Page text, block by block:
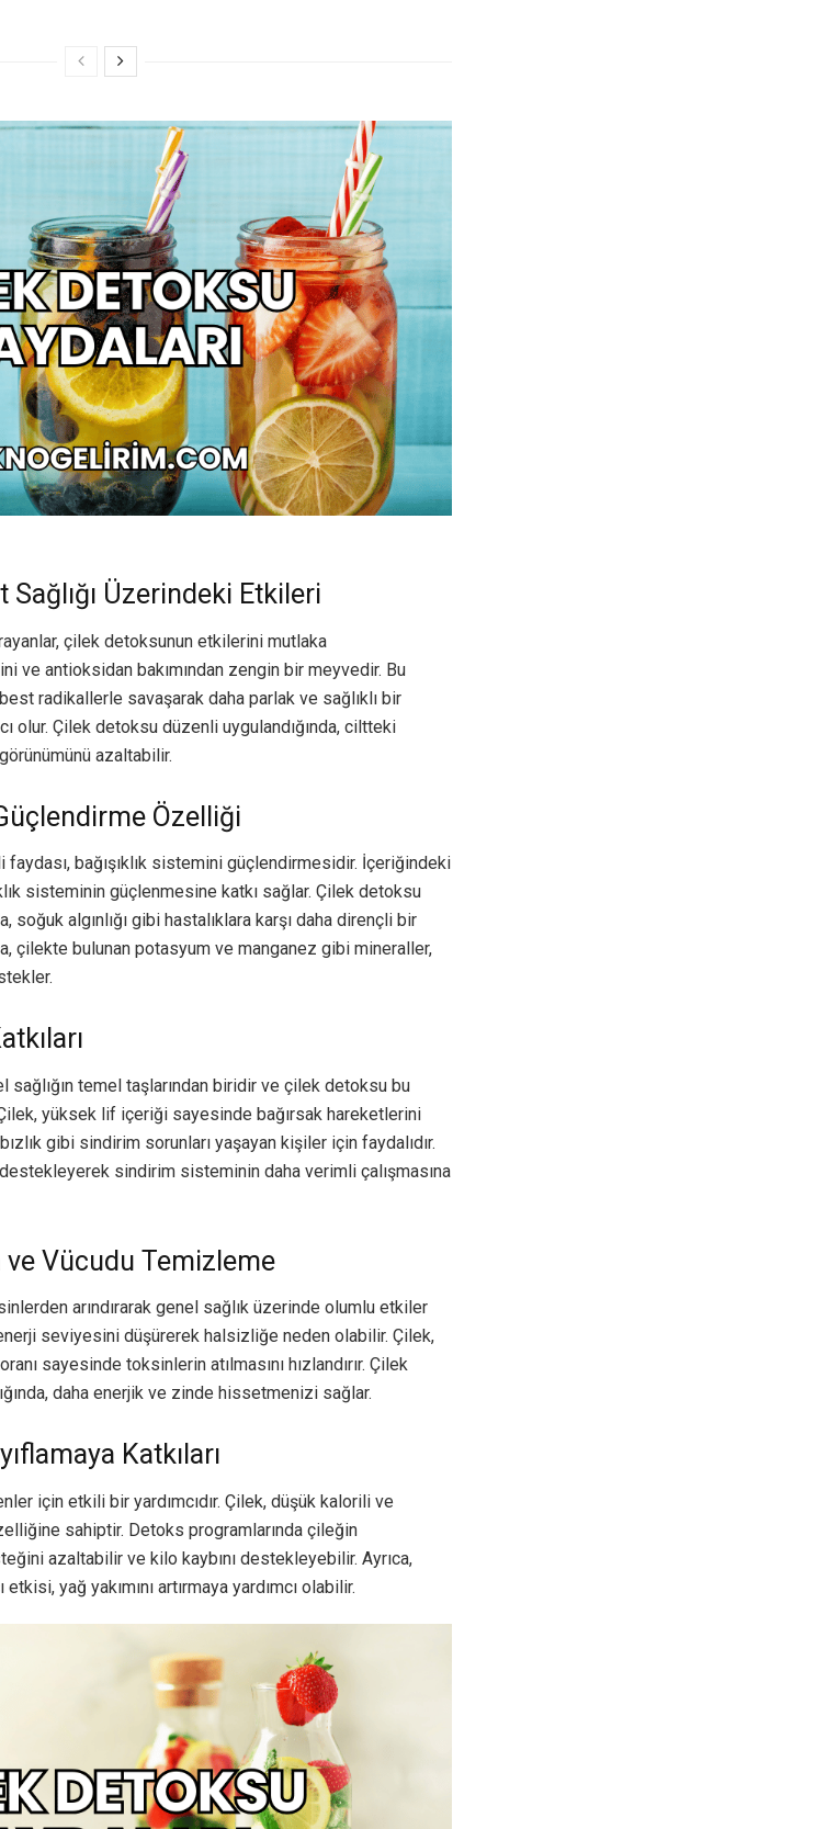
Üzerindeki Etkileri
çilek detoksunun etkilerini mutlaka
ve antioksidan bakımından zengin bir meyvedir. Bu
radikallerle savaşarak daha parlak ve sağlıklı bir
olur. Çilek detoksu düzenli uygulandığında, ciltteki
azaltabilir.
Özelliği
bağışıklık sistemini güçlendirmesidir. İçeriğindeki
sisteminin güçlenmesine katkı sağlar. Çilek detoksu
soğuk algınlığı gibi hastalıklara karşı daha dirençli bir
çilekte bulunan potasyum ve manganez gibi mineraller,
sağlığın temel taşlarından biridir ve çilek detoksu bu
yüksek lif içeriği sayesinde bağırsak hareketlerini
gibi sindirim sorunları yaşayan kişiler için faydalıdır.
sindirim sisteminin daha verimli çalışmasına
Vücudu Temizleme
arındırarak genel sağlık üzerinde olumlu etkiler
seviyesini düşürerek halsizliğe neden olabilir. Çilek,
sayesinde toksinlerin atılmasını hızlandırır. Çilek
daha enerjik ve zinde hissetmenizi sağlar.
Katkıları
için etkili bir yardımcıdır. Çilek, düşük kalorili ve
sahiptir. Detoks programlarında çileğin
azaltabilir ve kilo kaybını destekleyebilir. Ayrıca,
yağ yakımını artırmaya yardımcı olabilir.